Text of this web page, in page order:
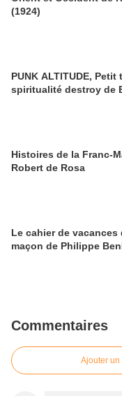
(1924)
PUNK ALTITUDE, Petit traité de
spiritualité destroy de
Histoires de la Franc-
Robert de Rosa
Le cahier de vacances
maçon de Philippe
Commentaires
Ajouter un